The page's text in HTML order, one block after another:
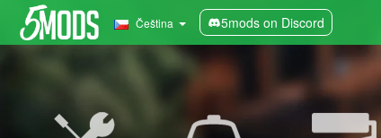
Čeština 5mods on Discord